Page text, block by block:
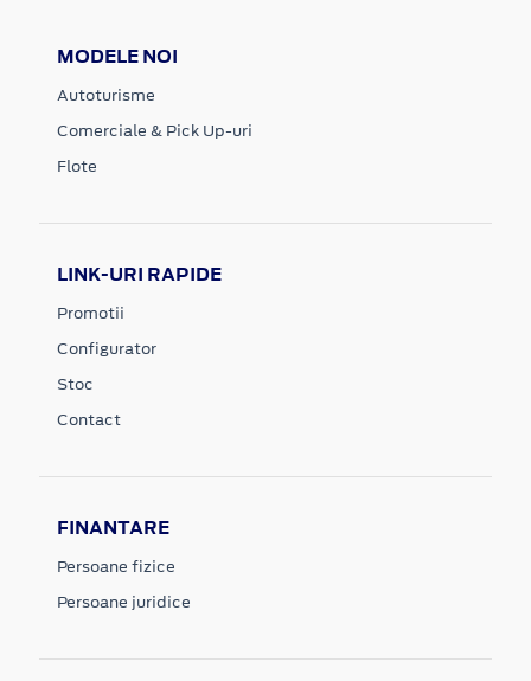
MODELE NOI
Autoturisme
Comerciale & Pick Up-uri
Flote
LINK-URI RAPIDE
Promotii
Configurator
Stoc
Contact
FINANTARE
Persoane fizice
Persoane juridice